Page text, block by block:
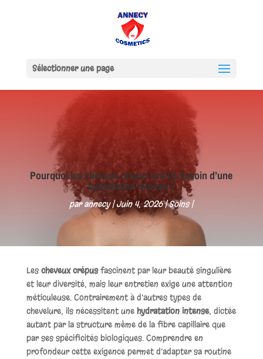
Sélectionner une page
Pourquoi les cheveux crépus ont-ils besoin d’une
hydratation intense ?
parannecy Juin 4, 2026 Soins
Les cheveux crépusfascinent par leur beauté singulière
et leur diversité, mais leur entretien exige une attention
méticuleuse. Contrairement à d’autres types de
chevelure, ils nécessitent une hydratation intense, dictée
autant par la structure même de la fibre capillaire que
par ses spécificités biologiques. Comprendre en
profondeur cette exigence permet d’adapter sa routine